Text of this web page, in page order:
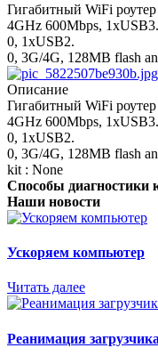
Гигабитный WiFi роутер
4GHz 600Mbps, 1хUSB3.
0, 1хUSB2.
0, 3G/4G, 128MB flash
Описание
Гигабитный WiFi роутер
4GHz 600Mbps, 1хUSB3.
0, 1хUSB2.
0, 3G/4G, 128MB flash
kit : None
Способы диагностики
Наши новости
Ускоряем компьютер
Читать далее
Реанимация загрузчика